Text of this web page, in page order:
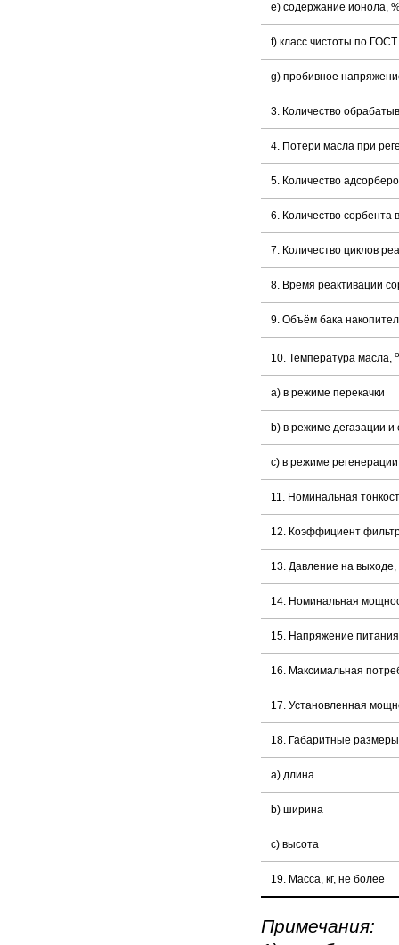
e) содержание ионола,
f) класс чистоты по
g) пробивное
3. Количество
4. Потери масла при
5. Количество
6. Количество сорбента
7. Количество циклов
8. Время реактивации
9. Объём бака
10. Температура масла, о
a) в режиме перекачки
b) в режиме дегазации и
с) в режиме регенерации
11. Номинальная
12. Коэффициент
13. Давление на
14. Номинальная
15. Напряжение
16. Максимальная
17. Установленная
18. Габаритные
a) длина
b) ширина
c) высота
19. Масса, кг, не более
Примечания: